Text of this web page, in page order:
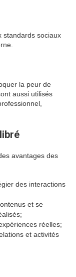
standards sociaux
la peur de
aussi utilisés
avantages des
des interactions
et se
réelles;
et activités